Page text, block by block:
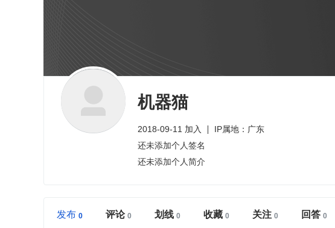
机器猫
2018-09-11 加入
IP属地：广东
还未添加个人签名
还未添加个人简介
发布 评论 划线 收藏 关注 回答